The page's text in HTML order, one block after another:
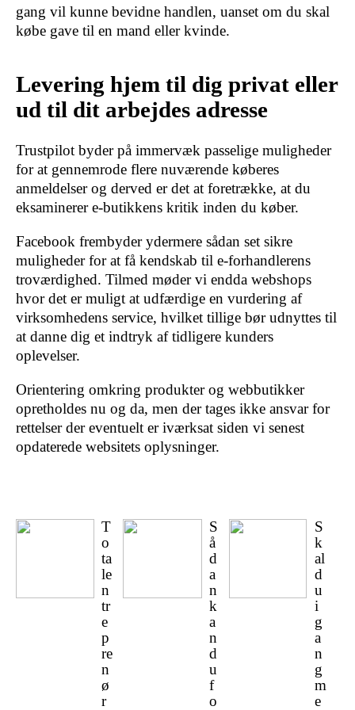
gang vil kunne bevidne handlen, uanset om du skal
købe gave til en mand eller kvinde.
Levering hjem til dig privat eller
ud til dit arbejdes adresse
Trustpilot byder på immervæk passelige muligheder
for at gennemrode flere nuværende køberes
anmeldelser og derved er det at foretrække, at du
eksaminerer e-butikkens kritik inden du køber.
Facebook frembyder ydermere sådan set sikre
muligheder for at få kendskab til e-forhandlerens
troværdighed. Tilmed møder vi endda webshops
hvor det er muligt at udfærdige en vurdering af
virksomhedens service, hvilket tillige bør udnyttes til
at danne dig et indtryk af tidligere kunders
oplevelser.
Orientering omkring produkter og webbutikker
opretholdes nu og da, men der tages ikke ansvar for
rettelser der eventuelt er iværksat siden vi senest
opdaterede websitets oplysninger.
T
o
ta
le
n
tr
e
p
re
n
ø
r
S
å
d
a
n
k
a
n
d
u
f
o
S
k
al
d
u
i
g
a
n
g
m
e